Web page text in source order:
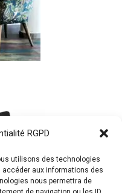
RGPD
utilisons des technologies
aux informations des
nous permettra de